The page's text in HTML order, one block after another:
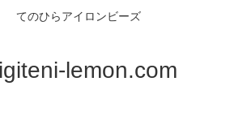
てのひらアイロンビーズ
lemon.com